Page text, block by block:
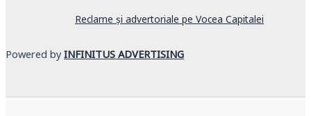
Reclame și advertoriale pe Vocea Capitalei
Powered by INFINITUS ADVERTISING